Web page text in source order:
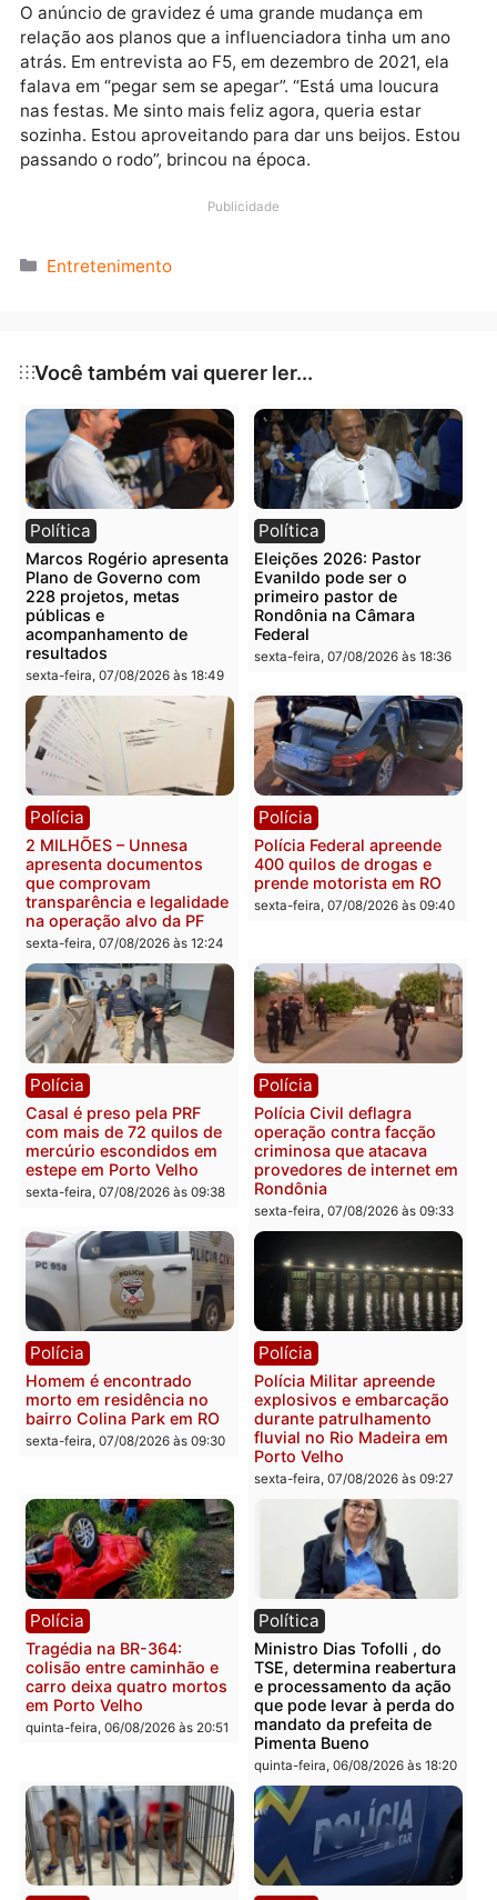
meu coração”, afirmou Eliezer após narrar como
recebeu a notícia após a visita de Viih a uma
de rotina, onde o médico afirmou que ela estava
grávida ou com um cisto. O teste de farmácia
confirmou que se tratava da primeira opção.
relação aos planos que a influenciadora tinha um
falava em “pegar sem se apegar”. “Está uma loucura
Publicidade
Categorias
Entretenimento
Você também vai querer ler...
Política
Marcos Rogério apresenta
Plano de Governo com
228 projetos, metas
públicas e
acompanhamento de
resultados
sexta-feira, 07/08/2026 às 18:49
Política
Eleições 2026: Pastor
Evanildo pode ser o
primeiro pastor de
Rondônia na Câmara
Federal
sexta-feira, 07/08/2026 às
Polícia
2 MILHÕES – Unnesa
apresenta documentos
que comprovam
transparência e legalidade
na operação alvo da PF
Polícia
Polícia Federal apreende
400 quilos de drogas e
prende motorista em RO
sexta-feira, 07/08/2026 às
Polícia
Casal é preso pela PRF
com mais de 72 quilos de
mercúrio escondidos em
sexta-feira, 07/08/2026 às 09:38
Polícia
Polícia Civil deflagra
operação contra facção
criminosa que atacava
provedores de internet
Rondônia
sexta-feira, 07/08/2026 às
Polícia
Homem é encontrado
morto em residência no
Polícia
Polícia Militar apreende
explosivos e
durante patrulhamento
fluvial no Rio Madeira em
Porto Velho
sexta-feira, 07/08/2026 às